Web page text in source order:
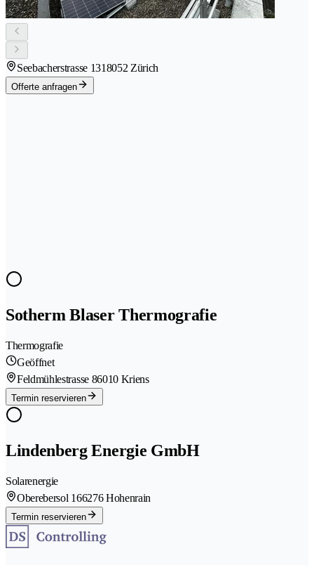
Seebacherstrasse 1318052 Zürich
Offerte anfragen
Sotherm Blaser Thermografie
Thermografie
Geöffnet
Feldmühlestrasse 86010 Kriens
Termin reservieren
Lindenberg Energie GmbH
Solarenergie
Oberebersol 166276 Hohenrain
Termin reservieren